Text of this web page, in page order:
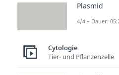
–
–
–
Plasmid
4/4 – Dauer:
Cytologie
Tier- und Pflanzenzelle